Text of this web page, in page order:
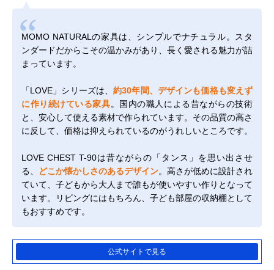
MOMO NATURALの家具は、シンプルでナチュラル。スタ
ンダードだからこその温かみがあり、長く愛される魅力が詰
まっています。
「LOVE」シリーズは、約30年間、デザインも価格も変えず
に作り続けている家具。国内の職人による昔ながらの技術
と、安心して使える素材で作られています。その品質の高さ
に反して、価格は抑えられているのがうれしいところです。
LOVE CHEST T-90は昔ながらの「タンス」を思い出させ
る、
どこか懐かしさのあるデザイン。高さが低めに設計され
ていて、子どもから大人まで誰もが使いやすい作りとなって
います。リビングにはもちろん、子ども部屋の収納棚として
もおすすめです。
公式サイトで見る